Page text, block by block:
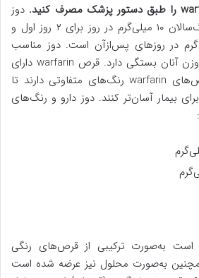
دوز
معمول وارفارین برای بزرگ‌سالان ۱۰ میلی‌گرم در روز برای ۲ روز اول و
۳ تا ۹ میلی‌گرم در روزهای پس‌ازآن است. دوز مناسب
وارفارین برای کودکان به وزن آنان بستگی دارد. قرص warfarin دارای
۴ دوز مختلف است. قرص‌های warfarin رنگ‌های متفاوتی دارند تا
بیمار آسان‌تر کنند. دوز دارو و رنگ‌های
به‌صورت ترکیبی از قرص‌های رنگی
به‌صورت محلول نیز عرضه شده است